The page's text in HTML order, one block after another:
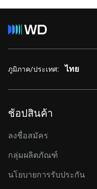
ภูมิภาค/ประเทศ: ไทย
ช้อปสินค้า
ลงชื่อสมัคร
กลุ่มผลิตภัณฑ์
นโยบายการรับประกัน